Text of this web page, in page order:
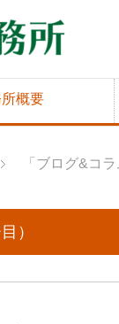
概要
「ブログ&コ
）